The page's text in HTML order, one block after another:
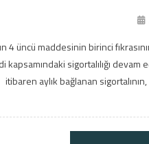
4 üncü maddesinin birinci
kapsamındaki sigortalılığı
itibaren aylık bağlanan